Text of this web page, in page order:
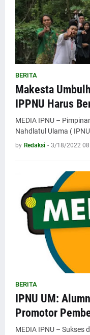
BERITA
Makesta
IPPNU Harus
MEDIA IPNU –
Nahdlatul Ulama (
by Redaksi - 3/18/2022
BERITA
IPNU UM:
Promotor
MEDIA IPNU – Sukses